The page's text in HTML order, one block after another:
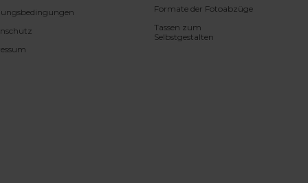
Formate der Fotoabzüge
Tassen zum
Selbstgestalten